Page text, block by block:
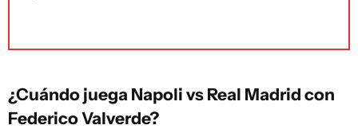
¿Cuándo juega Napoli vs Real Madrid con
Federico Valverde?